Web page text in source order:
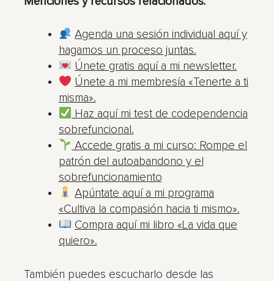
Agenda una sesión individual aquí y
hagamos un proceso juntas.
Únete gratis aquí a mi newsletter.
Únete a mi membresía «Tenerte a ti
misma».
Haz aquí mi test de codependencia
sobrefuncional.
Accede gratis a mi curso: Rompe el
patrón del autoabandono y el
sobrefuncionamiento
Apúntate aquí a mi programa
«Cultiva la compasión hacia ti mismo».
Compra aquí mi libro «La vida que
quiero».
También puedes escucharlo desde las